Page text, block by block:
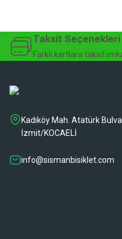
Taksit Seçenekleri
Farklı kartlara taksit
Kadıköy Mah. Atatürk
İzmit/KOCAELİ
info@sismanbisiklet.com